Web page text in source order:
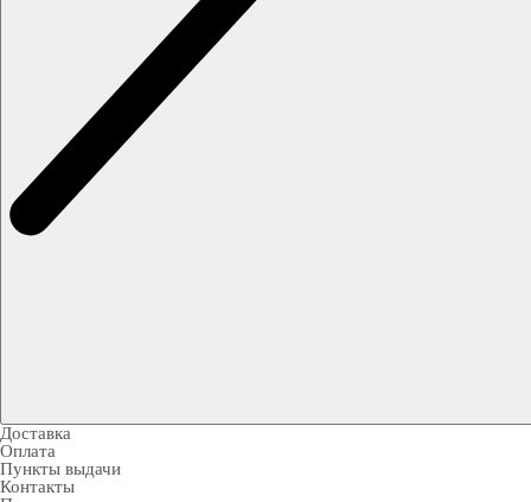
Доставка
Оплата
Пункты выдачи
Контакты